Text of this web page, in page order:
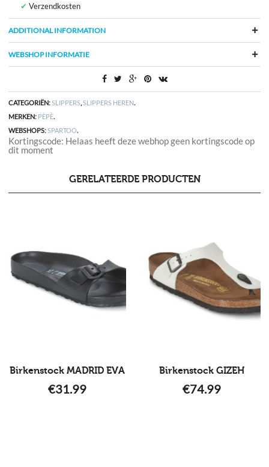
Verzendkosten
ADDITIONAL INFORMATION
WEBSHOP INFORMATIE
CATEGORIËN:SLIPPERS,SLIPPERS HEREN.
MERKEN: PÈPÈ.
WEBSHOPS:SPARTOO.
Kortingscode: Helaas heeft deze webhop geen kortingscode op
dit moment
GERELATEERDE PRODUCTEN
Birkenstock MADRID EVA
€31.99
Birkenstock GIZEH
€74.99